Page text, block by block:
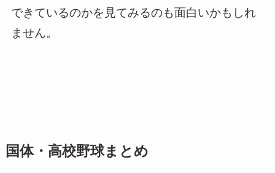
できているのかを見てみるのも面白いかもしれ
ません。
国体・高校野球まとめ